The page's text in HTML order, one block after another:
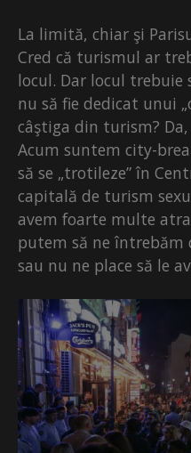
La limită, chiar şi
Cred că turismul ar
locul. Dar locul trebuie
nu să fie dedicat unui
câştiga din turism?
Acum suntem city-
să se „trotileze” în
capitală de turism
avem foarte multe
putem să ne întrebăm
sau nu ne place să le